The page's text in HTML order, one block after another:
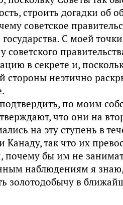
строить догадки об
советское
С моей
в секрете и,
стороны неэтично
по моим
что они на
на эту ступень в
так что их
бы им не
наблюдениям я
золотодобычу в